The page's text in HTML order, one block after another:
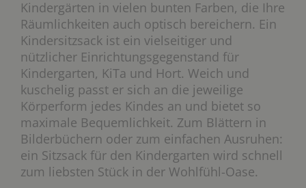
Kindergärten in vielen bunten Farben, die Ihre
Räumlichkeiten auch optisch bereichern. Ein
Kindersitzsack ist ein vielseitiger und
nützlicher Einrichtungsgegenstand für
Kindergarten, KiTa und Hort. Weich und
kuschelig passt er sich an die jeweilige
Körperform jedes Kindes an und bietet so
maximale Bequemlichkeit. Zum Blättern in
Bilderbüchern oder zum einfachen Ausruhen:
ein Sitzsack für den Kindergarten wird schnell
zum liebsten Stück in der Wohlfühl-Oase.